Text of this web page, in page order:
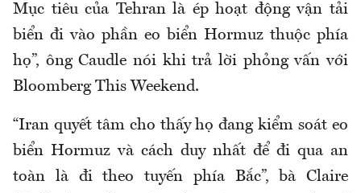
Mục tiêu của Tehran là ép hoạt động vận tải
biển đi vào phần eo biển Hormuz thuộc phía
họ”, ông Caudle nói khi trả lời phỏng vấn với
Bloomberg This Weekend.
“Iran quyết tâm cho thấy họ đang kiểm soát eo
biển Hormuz và cách duy nhất để đi qua an
toàn là đi theo tuyến phía Bắc”, bà Claire